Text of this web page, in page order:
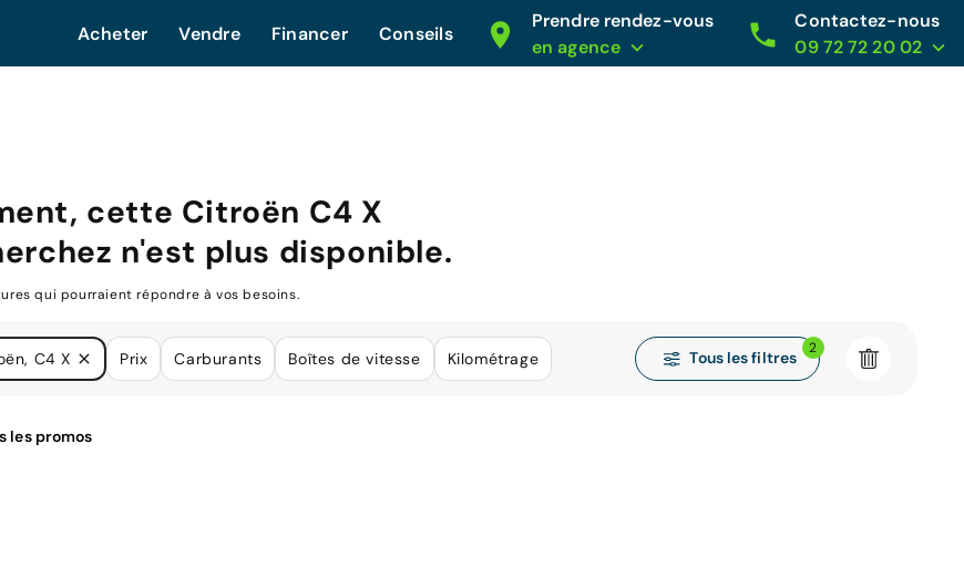
Acheter Vendre Financer Conseils
Prendre rendez-vous
en agence
Contactez-nous
09 72 72 20 02
cette Citroën C4 X
n'est plus disponible.
qui pourraient répondre à vos besoins.
C4 X Prix Carburants Boîtes de vitesse Kilométrage Tous les filtres
2